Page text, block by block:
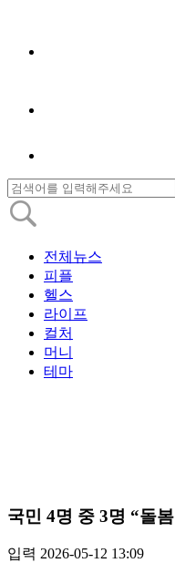
전체뉴스
피플
헬스
라이프
컬처
머니
테마
국민 4명 중 3명 “돌
입력 2026-05-12 13:09